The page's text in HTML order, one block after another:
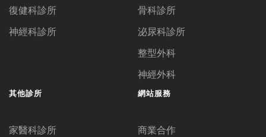
復健科診所
神經科診所
骨科診所
泌尿科診所
整型外科
神經外科
其他診所
家醫科診所
網站服務
商業合作